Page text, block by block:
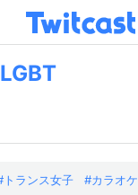
LGBT
トランス女子 カラオケ